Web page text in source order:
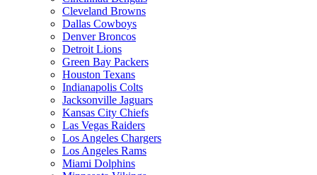
Cleveland Browns
Dallas Cowboys
Denver Broncos
Detroit Lions
Green Bay Packers
Houston Texans
Indianapolis Colts
Jacksonville Jaguars
Kansas City Chiefs
Las Vegas Raiders
Los Angeles Chargers
Los Angeles Rams
Miami Dolphins